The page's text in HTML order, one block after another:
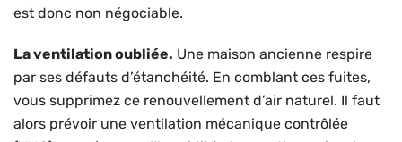
est donc non négociable.
La ventilation oubliée. Une maison ancienne respire
par ses défauts d’étanchéité. En comblant ces fuites,
vous supprimez ce renouvellement d’air naturel. Il faut
alors prévoir une ventilation mécanique contrôlée